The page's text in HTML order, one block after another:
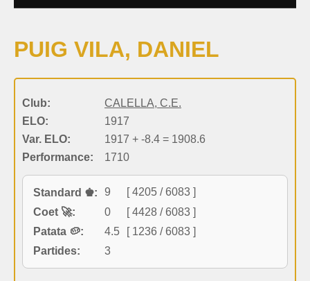
PUIG VILA, DANIEL
Club:
CALELLA, C.E.
ELO:
1917
Var. ELO:
1917 + -8.4 = 1908.6
Performance:
1710
Standard ♚: 9
[ 4205 / 6083 ]
Coet 🚀:
0
[ 4428 / 6083 ]
Patata 🥔:
4.5
[ 1236 / 6083 ]
Partides:
3